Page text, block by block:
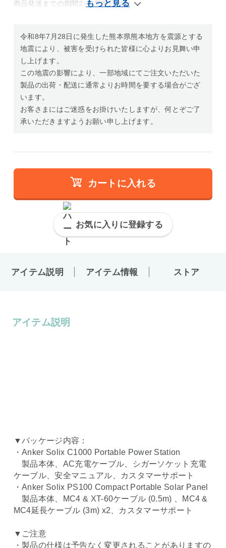
商品発送までの期間2～3営業日以内
令和8年7月28日に発生した熊本県熊本地方を震源とする
地震により、被害を受けられた皆様に心よりお見舞い申
し上げます。
この地震の影響により、一部地域にてご注文いただいた
製品の出荷・配送に通常よりお時間を要する場合がござ
います。
お客さまにはご迷惑をお掛けいたしますが、何とぞご了
承いただきますようお願い申し上げます。
カートに入れる
お気に入りに登録する
アイテム説明 アイテム情報 ストア
アイテム説明
▼パッケージ内容：
・Anker Solix C1000 Portable Power Station
製品本体、AC充電ケーブル、シガーソケット充電
ケーブル、安全マニュアル、カスタマーサポート
・Anker Solix PS100 Compact Portable Solar Panel
製品本体、MC4 & XT-60ケーブル (0.5m) 、MC4 &
MC4延長ケーブル (3m) x2、カスタマーサポート
▼ご注意
・製品の仕様は予告なく変更されることがありますの